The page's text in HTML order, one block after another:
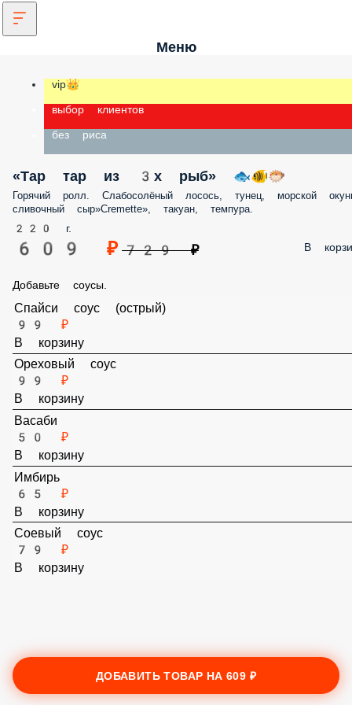
Меню
vip👑
выбор клиентов
без риса
«Тар тар из 3х рыб» 🐟🐠🐡
Горячий ролл. Слабосолёный лосось, тунец, морской окунь,
сливочный сыр»Cremette», такуан, темпура.
220 г.
609 ₽ 729 ₽ В
Добавьте соусы.
Спайси соус (острый)
99 ₽
В корзину
Ореховый соус
99 ₽
В корзину
Васаби
50 ₽
В корзину
Имбирь
65 ₽
В корзину
ДОБАВИТЬ ТОВАР НА609 ₽